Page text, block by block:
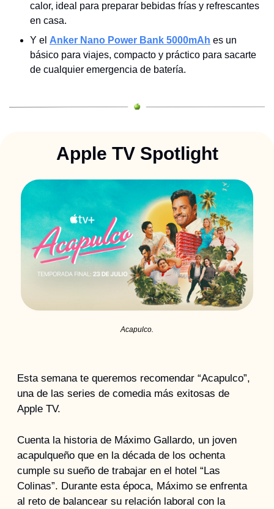
calor, ideal para preparar bebidas frías y refrescantes
en casa.
Y el Anker Nano Power Bank 5000mAh es un
básico para viajes, compacto y práctico para sacarte
de cualquier emergencia de batería.
Apple TV Spotlight
Acapulco.
Esta semana te queremos recomendar “Acapulco”,
una de las series de comedia más exitosas de
Apple TV.
Cuenta la historia de Máximo Gallardo, un joven
acapulqueño que en la década de los ochenta
cumple su sueño de trabajar en el hotel “Las
Colinas”. Durante esta época, Máximo se enfrenta
al reto de balancear su relación laboral con la